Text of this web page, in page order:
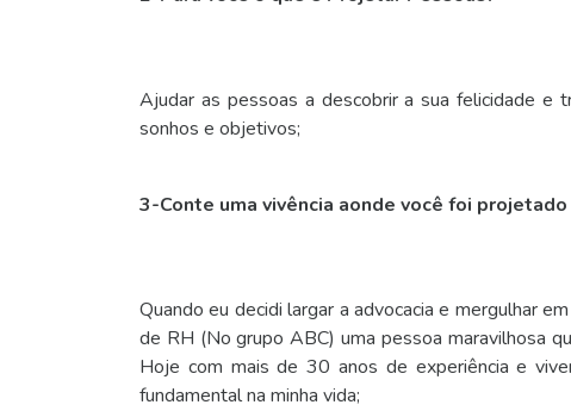
Ajudar as pessoas a descobrir a sua felicidade e
sonhos e objetivos;
3-Conte uma vivência aonde você foi
Quando eu decidi largar a advocacia e mergulhar
de RH (No grupo ABC) uma pessoa maravilhosa
Hoje com mais de 30 anos de experiência e
fundamental na minha vida;